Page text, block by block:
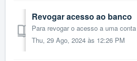
Revogar acesso ao banco
Thu, 29 Ago, 2024 às 12:26 PM